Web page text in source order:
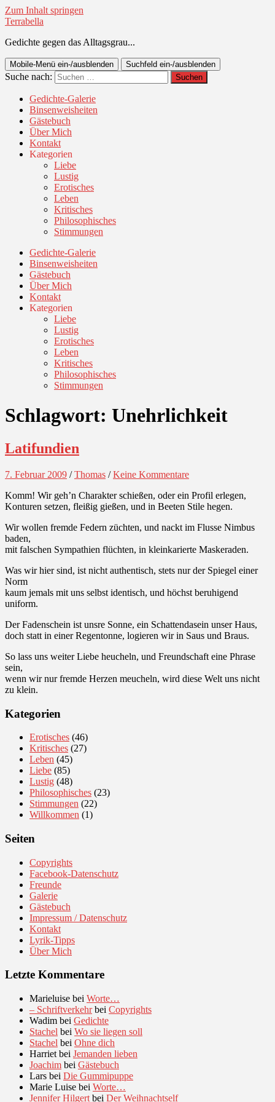
Zum Inhalt springen
Terrabella
Gedichte gegen das Alltagsgrau...
Mobile-Menü ein-/ausblenden Suchfeld ein-/ausblenden
Suche nach:
Gedichte-Galerie
Binsenweisheiten
Gästebuch
Über Mich
Kontakt
Kategorien
Liebe
Lustig
Erotisches
Leben
Kritisches
Philosophisches
Stimmungen
Gedichte-Galerie
Binsenweisheiten
Gästebuch
Über Mich
Kontakt
Kategorien
Liebe
Lustig
Erotisches
Leben
Kritisches
Philosophisches
Stimmungen
Schlagwort: Unehrlichkeit
Latifundien
7. Februar 2009 /Thomas /Keine Kommentare
Komm! Wir geh’n Charakter schießen, oder ein Profil erlegen,
Konturen setzen, fleißig gießen, und in Beeten Stile hegen.
Wir wollen fremde Federn züchten, und nackt im Flusse Nimbus
baden,
mit falschen Sympathien flüchten, in kleinkarierte Maskeraden.
Was wir hier sind, ist nicht authentisch, stets nur der Spiegel einer
Norm
kaum jemals mit uns selbst identisch, und höchst beruhigend
uniform.
Der Fadenschein ist unsre Sonne, ein Schattendasein unser Haus,
doch statt in einer Regentonne, logieren wir in Saus und Braus.
So lass uns weiter Liebe heucheln, und Freundschaft eine Phrase
sein,
wenn wir nur fremde Herzen meucheln, wird diese Welt uns nicht
zu klein.
Kategorien
Erotisches (46)
Kritisches (27)
Leben (45)
Liebe (85)
Lustig (48)
Philosophisches (23)
Stimmungen (22)
Willkommen (1)
Seiten
Copyrights
Facebook-Datenschutz
Freunde
Galerie
Gästebuch
Impressum / Datenschutz
Kontakt
Lyrik-Tipps
Über Mich
Letzte Kommentare
Marieluise bei Worte…
– Schriftverkehrbei Copyrights
Wadim bei Gedichte
Stachel bei Wo sie liegen soll
Stachel bei Ohne dich
Harriet bei Jemanden lieben
Joachim bei Gästebuch
Lars bei Die Gummipuppe
Marie Luise bei Worte…
Jennifer Hilgert bei Der Weihnachtself